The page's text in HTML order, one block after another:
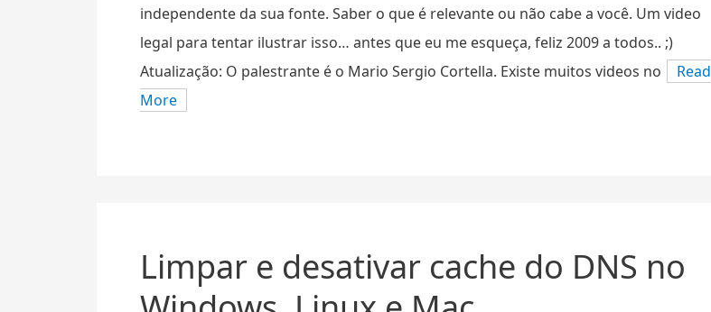
independente da sua fonte. Saber o que é relevante ou não cabe a você. Um video
legal para tentar ilustrar isso… antes que eu me esqueça, feliz 2009 a todos.. ;)
Atualização: O palestrante é o Mario Sergio Cortella. Existe muitos videos no
Read
More
Limpar e desativar cache do DNS no